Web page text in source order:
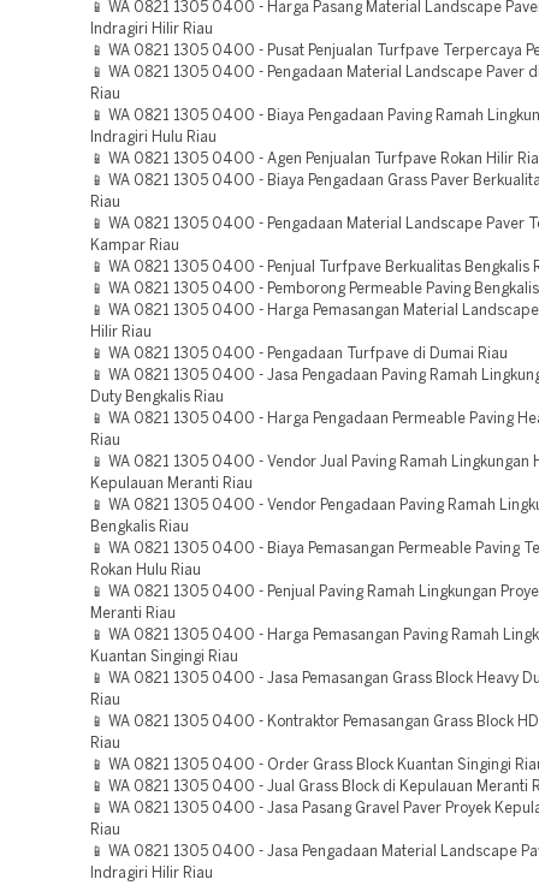
📱 WA 0821 1305 0400 - Harga Pasang Material Landscape
Indragiri Hilir Riau
📱 WA 0821 1305 0400 - Pusat Penjualan Turfpave Terpercaya
📱 WA 0821 1305 0400 - Pengadaan Material Landscape Paver
Riau
📱 WA 0821 1305 0400 - Biaya Pengadaan Paving Ramah
Indragiri Hulu Riau
📱 WA 0821 1305 0400 - Agen Penjualan Turfpave Rokan Hilir
📱 WA 0821 1305 0400 - Biaya Pengadaan Grass Paver
Riau
📱 WA 0821 1305 0400 - Pengadaan Material Landscape Paver
Kampar Riau
📱 WA 0821 1305 0400 - Penjual Turfpave Berkualitas Bengkalis
📱 WA 0821 1305 0400 - Pemborong Permeable Paving
📱 WA 0821 1305 0400 - Harga Pemasangan Material
Hilir Riau
📱 WA 0821 1305 0400 - Pengadaan Turfpave di Dumai Riau
📱 WA 0821 1305 0400 - Jasa Pengadaan Paving Ramah
Duty Bengkalis Riau
📱 WA 0821 1305 0400 - Harga Pengadaan Permeable Paving
Riau
📱 WA 0821 1305 0400 - Vendor Jual Paving Ramah Lingkungan
Kepulauan Meranti Riau
📱 WA 0821 1305 0400 - Vendor Pengadaan Paving Ramah
Bengkalis Riau
📱 WA 0821 1305 0400 - Biaya Pemasangan Permeable Paving
Rokan Hulu Riau
📱 WA 0821 1305 0400 - Penjual Paving Ramah Lingkungan
Meranti Riau
📱 WA 0821 1305 0400 - Harga Pemasangan Paving Ramah
Kuantan Singingi Riau
📱 WA 0821 1305 0400 - Jasa Pemasangan Grass Block Heavy
Riau
📱 WA 0821 1305 0400 - Kontraktor Pemasangan Grass Block
Riau
📱 WA 0821 1305 0400 - Order Grass Block Kuantan Singingi
📱 WA 0821 1305 0400 - Jual Grass Block di Kepulauan Meranti
📱 WA 0821 1305 0400 - Jasa Pasang Gravel Paver Proyek
Riau
📱 WA 0821 1305 0400 - Jasa Pengadaan Material Landscape
Indragiri Hilir Riau